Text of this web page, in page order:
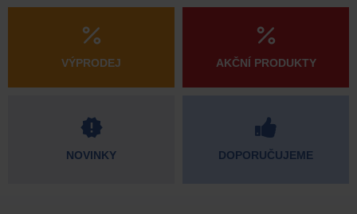
VÝPRODEJ
NOVINKY
AKČNÍ PRODUKTY
DOPORUČUJEME